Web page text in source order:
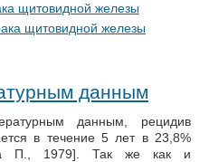
щитовидной железы
щитовидной железы
данным
данным, рецидив
в течение 5 лет в 23,8%
П., 1979]. Так же как и